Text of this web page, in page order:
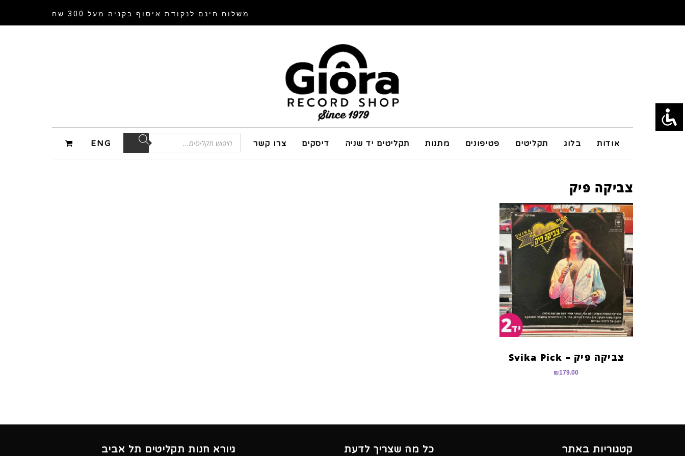
משלוח חינם לנקודת איסוף בקניה מעל 300 שח
אודות בלוג תקליטים פטיפונים מתנות תקליטים יד שניה דיסקים צרו קשר ENG
צביקה פיק
צביקה פיק – Svika Pick
₪179.00
קטגוריות באתר כל מה שצריך לדעת גיורא חנות תקליטים תל אביב